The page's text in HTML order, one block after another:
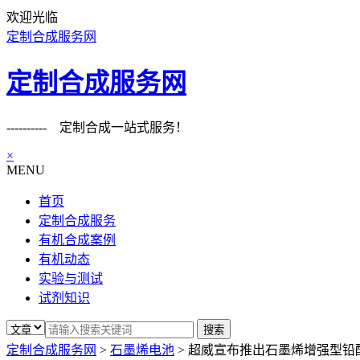
欢迎光临
定制合成服务网
定制合成服务网
---------- 定制合成一站式服务！
×
MENU
首页
定制合成服务
有机合成案例
有机动态
实验与测试
试剂知识
定制合成服务网 > 石墨烯电池 > 超威宣布推出石墨烯增强型铅